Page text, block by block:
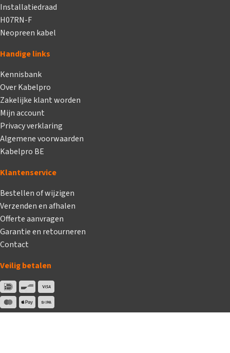
Installatiedraad
H07RN-F
Neopreen kabel
Handige links
Kennisbank
Over Kabelpro
Zakelijke klant worden
Mijn account
Privacy verklaring
Algemene voorwaarden
Kabelpro BE
Klantenservice
Bestellen of wijzigen
Verzenden en afhalen
Offerte aanvragen
Garantie en retourneren
Contact
Veilig betalen